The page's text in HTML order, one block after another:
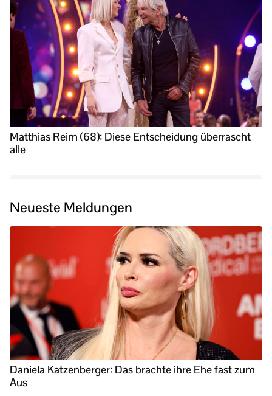
Matthias Reim (68): Diese Entscheidung überrascht
alle
Neueste Meldungen
Daniela Katzenberger: Das brachte ihre Ehe fast zum
Aus